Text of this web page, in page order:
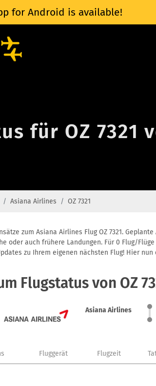
for Android is available!
für OZ 7321
Asiana Airlines OZ 7321
zum Asiana Airlines Flug OZ 7321.
oder auch frühere Landungen. Für 0 Flug/
zu Ihrem eigenen nächsten Flug! Hier
Flugstatus von OZ
Asiana Airlines
Fluggerät Flugzeit